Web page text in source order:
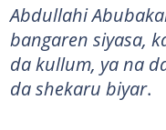
Abdullahi
bangaren siyasa,
da kullum, ya na
da shekaru biyar.